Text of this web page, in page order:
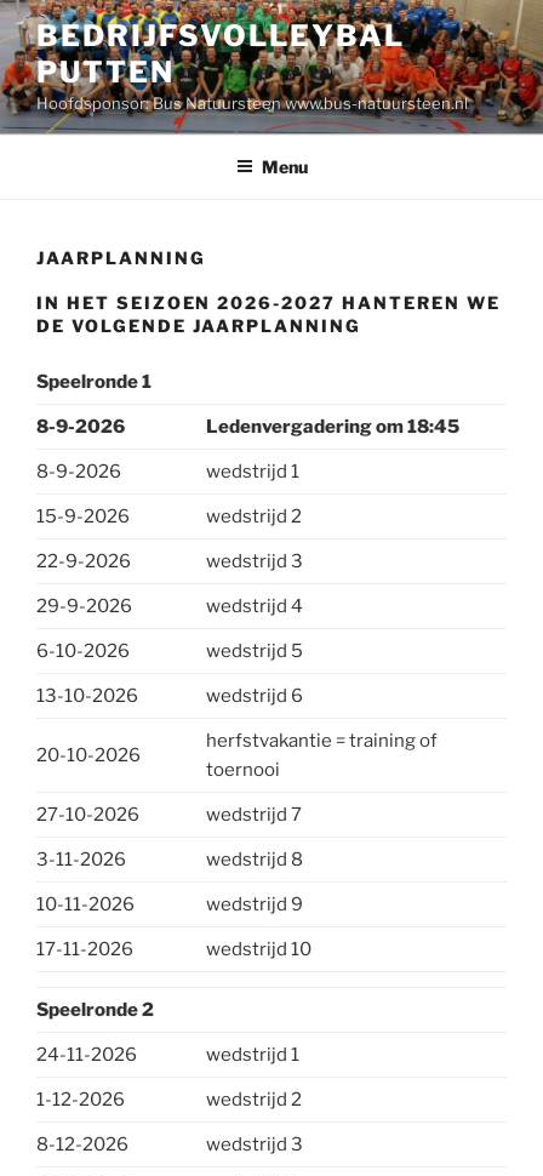
Ga
naar
de
inhoud
BEDRIJFSVOLLEYBAL
PUTTEN
Hoofdsponsor: Bus Natuursteen www.bus-natuursteen.nl
Menu
JAARPLANNING
IN HET SEIZOEN 2026-2027 HANTEREN WE
DE VOLGENDE JAARPLANNING
Speelronde 1
8-9-2026 Ledenvergadering om 18:45
8-9-2026 wedstrijd 1
15-9-2026 wedstrijd 2
22-9-2026 wedstrijd 3
29-9-2026 wedstrijd 4
6-10-2026 wedstrijd 5
13-10-2026 wedstrijd 6
20-10-2026
herfstvakantie = training of
toernooi
27-10-2026 wedstrijd 7
3-11-2026 wedstrijd 8
10-11-2026 wedstrijd 9
17-11-2026 wedstrijd 10
Speelronde 2
24-11-2026 wedstrijd 1
1-12-2026 wedstrijd 2
8-12-2026 wedstrijd 3